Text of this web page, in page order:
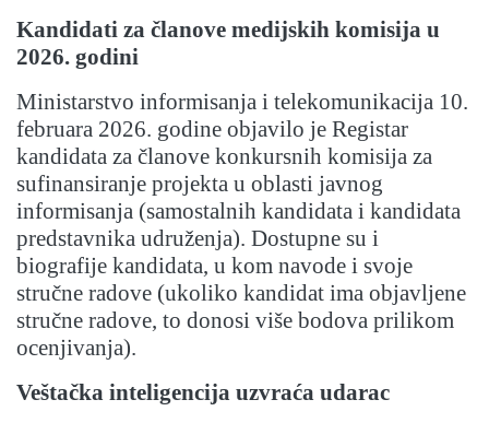
Kandidati za članove medijskih komisija u
2026. godini
Ministarstvo informisanja i telekomunikacija 10.
februara 2026. godine objavilo je Registar
kandidata za članove konkursnih komisija za
sufinansiranje projekta u oblasti javnog
informisanja (samostalnih kandidata i kandidata
predstavnika udruženja). Dostupne su i
biografije kandidata, u kom navode i svoje
stručne radove (ukoliko kandidat ima objavljene
stručne radove, to donosi više bodova prilikom
ocenjivanja).
Veštačka inteligencija uzvraća udarac